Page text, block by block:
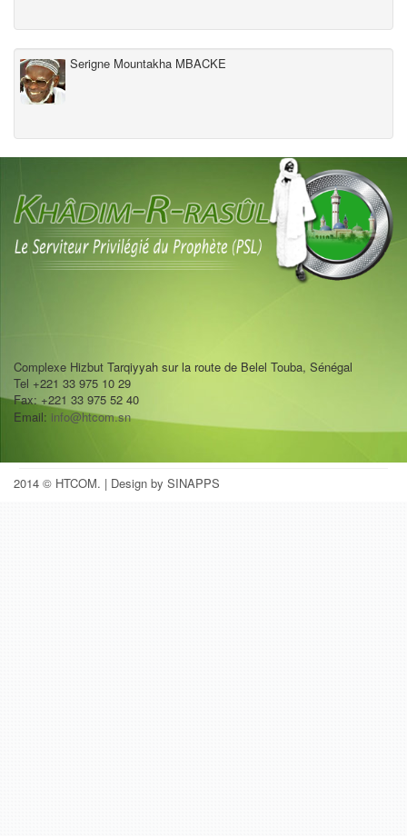
Serigne Mountakha MBACKE
Complexe Hizbut Tarqiyyah sur la route de Belel Touba, Sénégal
Tel +221 33 975 10 29
Fax: +221 33 975 52 40
Email: info@htcom.sn
2014 © HTCOM. | Design by SINAPPS